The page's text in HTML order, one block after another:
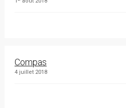
Compas
4 juillet 2018